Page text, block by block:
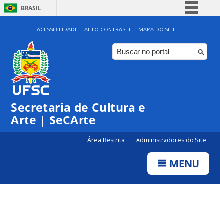
BRASIL
Simplifique!
Comunica BR
Participe
ACESSIBILIDADE ALTO CONTRASTE MAPA DO SITE
Secretaria de Cultura e
Arte | SeCArte
Área Restrita Administradores do Site
MENU